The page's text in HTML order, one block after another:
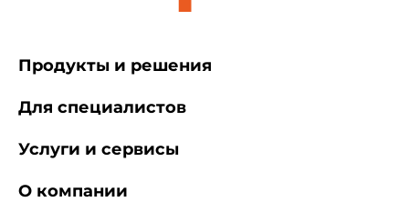
взаимодействия с полномочным
Продукты и решения
Для специалистов
Услуги и сервисы
О компании